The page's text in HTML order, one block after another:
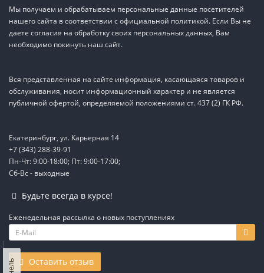
Мы получаем и обрабатываем персональные данные посетителей
нашего сайта в соответствии с официальной политикой. Если Вы не
даете согласия на обработку своих персональных данных, Вам
необходимо покинуть наш сайт.
Вся представленная на сайте информация, касающаяся товаров и
обслуживания, носит информационный характер и не является
публичной офертой, определяемой положениями ст. 437 (2) ГК РФ.
Екатеринбург, ул. Карьерная 14
+7 (343) 288-39-91
Пн-Чт: 9:00-18:00; Пт: 9:00-17:00;
Сб-Вс - выходные
Будьте всегда в курсе!
Еженедельная рассылка о новых поступлениях
Оставить отзыв
IG